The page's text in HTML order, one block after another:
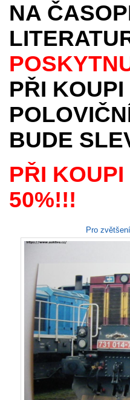
NA
PŘI
BUDE
PŘI
50%!!!
Pro